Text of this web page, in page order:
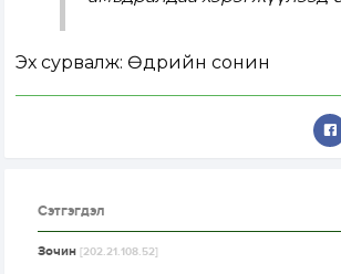
Эх сурвалж: Өдрийн сонин
Сэтгэгдэл
Зочин[202.21.108.52]